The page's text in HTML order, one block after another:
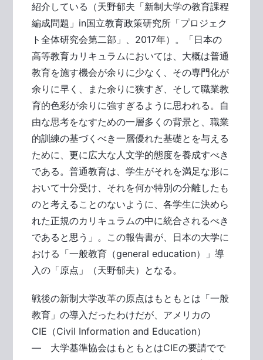
紹介している（天野郁夫「新制大学の教育課程
編成問題」in国立教育政策研究所「プロジェク
ト全体研究会第二部」、2017年）。「日本の
高等教育カリキュラムにおいては、大概は普通
教育を施す機会が余りに少なく、その専門化が
余りに早く、また余りに狭すぎ、そして職業教
育的色彩が余りに強すぎるように思われる。自
由な思考をなすための一層多くの背景と、職業
的訓練の基づくべき一層優れた基礎とを与える
ために、更に広大な人文学的態度を養成すべき
である。普通教育は、学生がそれを満足な形に
おいて十分受け、それを何か特別の分離したも
のと考えることのないように、各学生に決めら
れた正規のカリキュラムの中に統合されるべき
であると思う」。この報告書が、日本の大学に
おける「一般教育（general education）」導
入の「原点」（天野郁夫）となる。
戦後の新制大学改革の原点はもともとは「一般
教育」の導入だったわけだが、アメリカの
CIE（Civil Information and Education）
― 大学基準協会はもともとはCIEの要請でで